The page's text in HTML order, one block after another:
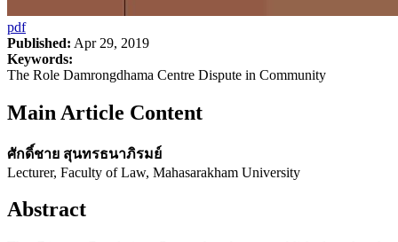
pdf
Published: Apr 29, 2019
Keywords:
The Role Damrongdhama Centre Dispute in Community
Main Article Content
ศักดิ์ชาย สุนทรธนาภิรมย์
Lecturer, Faculty of Law, Mahasarakham University
Abstract